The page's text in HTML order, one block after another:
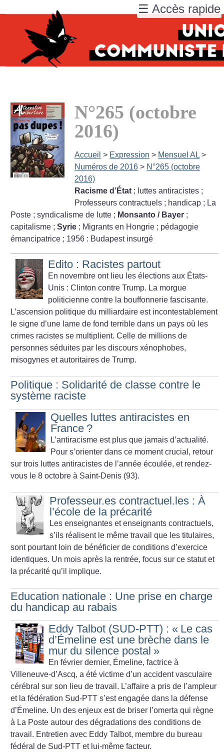
N°265 (octobre
2016)
Accueil > Expression > Mensuel AL >
Numéros de 2016 > N°265 (octobre
2016)
Racisme d’État ; luttes antiracistes ;
Professeurs contractuels ; handicap ; La
Poste ; syndicalisme de lutte ; Monsanto / Bayer ;
capitalisme ;Syrie ; Migrants en Hongrie ; pédagogie
émancipatrice ; 1956 : Budapest insurgé
Edito : Racistes partout
En novembre ont lieu les élections aux États-
Unis : Clinton contre Trump. La morgue
politicienne contre la bouffonnerie fascisante.
L’ascension politique du milliardaire est incontestablement
le signe d’une lame de fond terrible dans un pays où les
crimes racistes se multiplient. Celle de millions de
personnes séduites par les discours xénophobes,
misogynes et autoritaires de Trump.
Politique : Solidarité de classe contre le
système raciste
Quelles luttes antiracistes en
France ?
L’antiracisme est plus que jamais d’actualité.
Pour s’orienter dans ce moment crucial, retour
sur trois luttes antiracistes de l’année écoulée, et rendez-
vous le 8 octobre à Saint-Denis (93).
Professeur.es contractuel.les : À
l’école de la précarité
Les enseignantes et enseignants contractuels,
s’ils réalisent le même travail que les titulaires,
sont pourtant loin de bénéficier de conditions d’exercice
identiques. Un mois après la rentrée, focus sur ce statut et
la précarité qu’il implique.
Education nationale : Une prise en charge
du handicap au rabais
Eddy Talbot (SUD-PTT) : « Le cas
d’Émeline est une brèche dans le
mur du silence postal »
En février dernier, Émeline, factrice à
Villeneuve-d’Ascq, a été victime d’un accident vasculaire
cérébral sur son lieu de travail. L’affaire a pris de l’ampleur
et la fédération Sud-PTT s’est engagée dans la défense
d’Émeline. Un des enjeux est de briser l’omerta qui règne
à La Poste autour des dégradations des conditions de
travail. Entretien avec Eddy Talbot, membre du bureau
fédéral de Sud-PTT et lui-même facteur.
☰ Accès rapide